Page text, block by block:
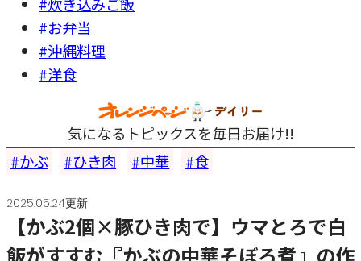
#お弁当
#沖縄料理
#洋食
気になるトピックスを毎日お届け!!
かぶ
ひき肉 中華 食
2025.05.24更新
【かぶ2個×豚ひき肉で】ウマとろで白
飯がすすむ『かぶの中華そぼろ煮』の作